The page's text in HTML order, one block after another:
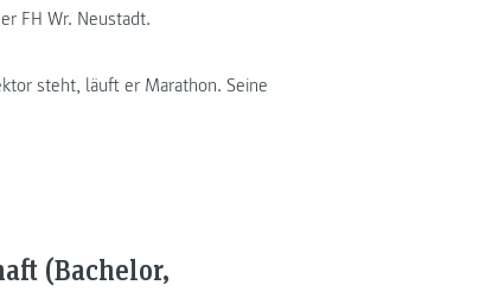
FH Wr. Neustadt.
steht, läuft er Marathon. Seine
(Bachelor,